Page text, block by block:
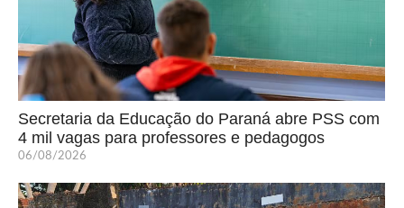
Secretaria da Educação do Paraná abre PSS com
4 mil vagas para professores e pedagogos
06/08/2026